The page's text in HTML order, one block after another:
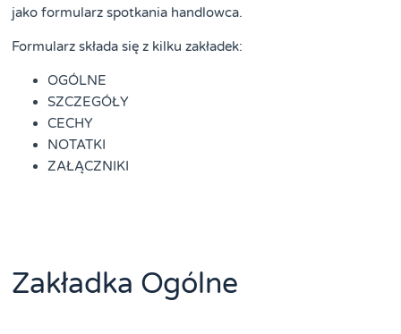
jako formularz spotkania handlowca.
Formularz składa się z kilku zakładek:
OGÓLNE
SZCZEGÓŁY
CECHY
NOTATKI
ZAŁĄCZNIKI
Zakładka Ogólne